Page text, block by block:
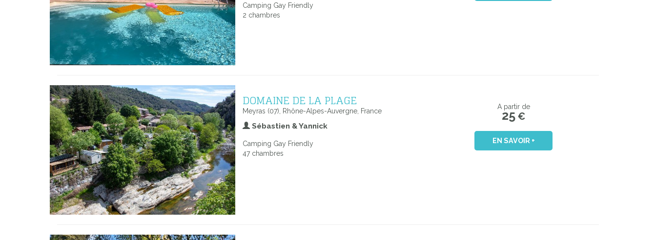
Camping Gay Friendly
2 chambres
DOMAINE DE LA PLAGE
Meyras (07), Rhône-Alpes-Auvergne, France
Sébastien & Yannick
Camping Gay Friendly
47 chambres
A partir de
25 €
EN SAVOIR +